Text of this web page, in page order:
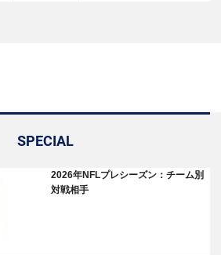
SPECIAL
2026年NFLプレシーズン：チーム別
対戦相手